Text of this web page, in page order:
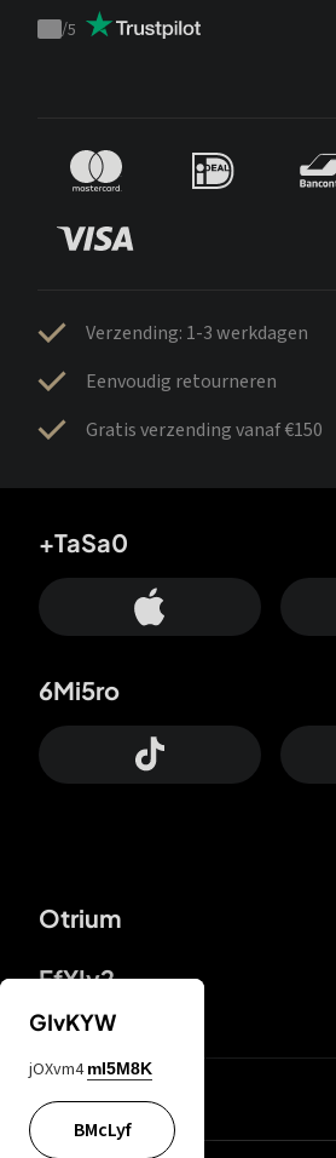
Trustpilot
/5
Verzending: 1-3 werkdagen
Eenvoudig retourneren
Gratis verzending vanaf €150
Otrium
FfYIy2
+TaSa0
6Mi5ro
ZbBJcb
GIvKYW
jOXvm4 mI5M8K
BMcLyf